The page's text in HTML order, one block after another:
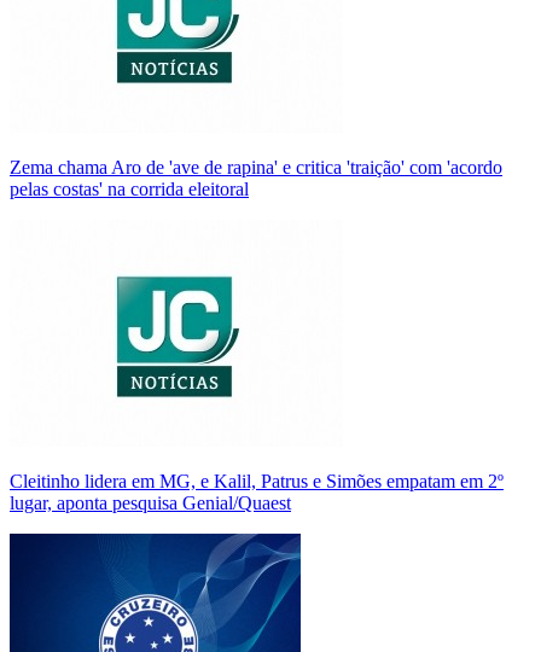
Zema chama Aro de 'ave de rapina' e critica 'traição' com 'acordo
pelas costas' na corrida eleitoral
Cleitinho lidera em MG, e Kalil, Patrus e Simões empatam em 2º
lugar, aponta pesquisa Genial/Quaest